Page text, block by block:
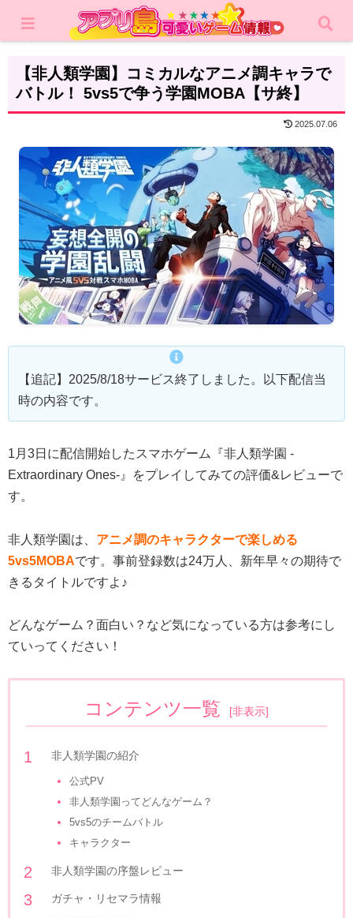
レビュー アクション
【非人類学園】コミカルなアニメ調キャラで
バトル！ 5vs5で争う学園MOBA【サ終】
2025.07.06
【追記】2025/8/18サービス終了しました。以下配信当
時の内容です。
1月3日に配信開始したスマホゲーム『非人類学園 -
Extraordinary Ones-』をプレイしてみての評価&レビューで
す。
非人類学園は、 アニメ調のキャラクターで楽しめる
5vs5MOBAです。事前登録数は24万人、新年早々の期待で
きるタイトルですよ♪
どんなゲーム？面白い？など気になっている方は参考にし
ていってください！
コンテンツ一覧 [非表示]
非人類学園の紹介
公式PV
非人類学園ってどんなゲーム？
5vs5のチームバトル
キャラクター
非人類学園の序盤レビュー
ガチャ・リセマラ情報